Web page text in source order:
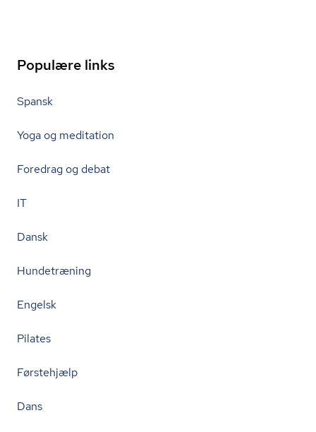
Populære links
Spansk
Yoga og meditation
Foredrag og debat
IT
Dansk
Hundetræning
Engelsk
Pilates
Førstehjælp
Dans